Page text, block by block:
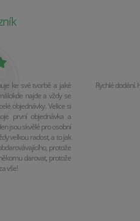
ke své tvorbě a jaké
najde a vždy se
objednávky. Velice si
první objednávka a
jsou skvělé pro osobní
velkou radost, a to jak
protože
darovat, protože
vše!
Rychlé dodání.